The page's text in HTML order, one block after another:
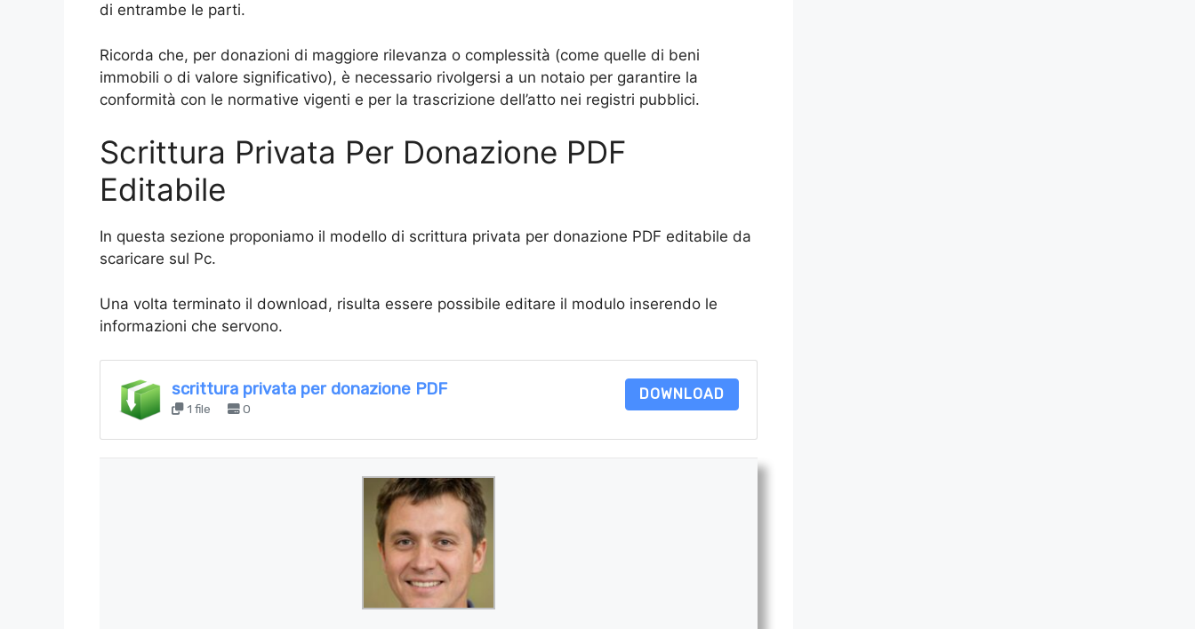
di entrambe le parti.
Ricorda che, per donazioni di maggiore rilevanza o complessità (come quelle di beni
immobili o di valore significativo), è necessario rivolgersi a un notaio per garantire la
conformità con le normative vigenti e per la trascrizione dell’atto nei registri pubblici.
Scrittura Privata Per Donazione PDF
Editabile
In questa sezione proponiamo il modello di scrittura privata per donazione PDF editabile da
scaricare sul Pc.
Una volta terminato il download, risulta essere possibile editare il modulo inserendo le
informazioni che servono.
scrittura privata per donazione PDF
1 file 0
DOWNLOAD